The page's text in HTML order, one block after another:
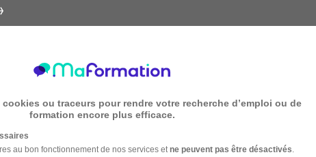
ou traceurs pour rendre votre recherche d’emploi ou de
formation encore plus efficace.
au bon fonctionnement de nos services et ne peuvent pas être désactivés